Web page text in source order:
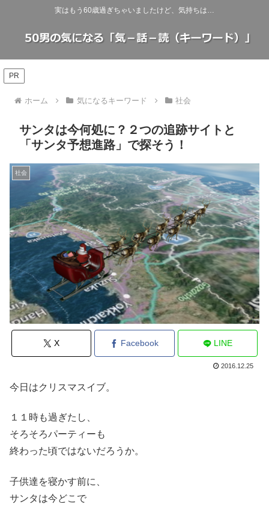
実はもう60歳過ぎちゃいましたけど、気持ちは…
PR
ホーム 気になるキーワード 社会
サンタは今何処に？２つの追跡サイトと
「サンタ予想進路」で探そう！
社会
X Facebook LINE
2016.12.25
今日はクリスマスイブ。
１１時も過ぎたし、
そろそろパーティーも
終わった頃ではないだろうか。
子供達を寝かす前に、
サンタは今どこで